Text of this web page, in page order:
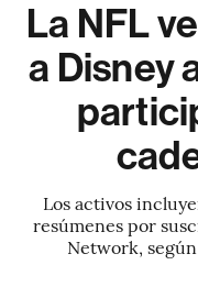
La NFL
a Disney
Los activos
resúmenes por
Network,